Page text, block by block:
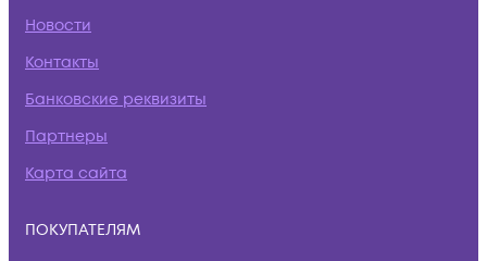
Новости
Контакты
Банковские реквизиты
Партнеры
Карта сайта
ПОКУПАТЕЛЯМ